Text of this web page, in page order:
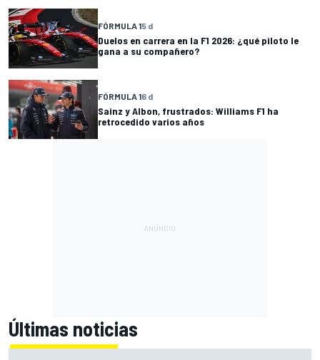
FÓRMULA 15 d
Duelos en carrera en la F1 2026: ¿qué piloto le
gana a su compañero?
FÓRMULA 16 d
Sainz y Albon, frustrados: Williams F1 ha
retrocedido varios años
Últimas noticias